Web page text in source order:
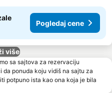
Pogledaj cene
više
sa sajtova za rezervaciju
da ponuda koju vidiš na sajtu za
potpuno ista kao ona koja je bila